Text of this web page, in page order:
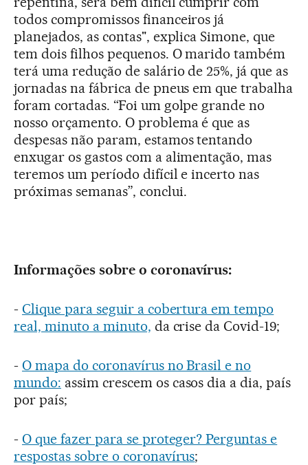
todos compromissos financeiros já
planejados, as contas", explica Simone, que
tem dois filhos pequenos. O marido também
terá uma redução de salário de 25%, já que as
jornadas na fábrica de pneus em que trabalha
foram cortadas. “Foi um golpe grande no
nosso orçamento. O problema é que as
despesas não param, estamos tentando
enxugar os gastos com a alimentação, mas
teremos um período difícil e incerto nas
próximas semanas”, conclui.
Informações sobre o coronavírus:
- Clique para seguir a cobertura em tempo
real, minuto a minuto, da crise da Covid-19;
- O mapa do coronavírus no Brasil e no
mundo: assim crescem os casos dia a dia, país
por país;
- O que fazer para se proteger? Perguntas e
respostas sobre o coronavírus;